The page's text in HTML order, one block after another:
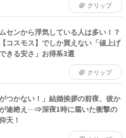
クリップ
センから浮気している人は多い！？
コスモス】でしか買えない「値上げ
きる安さ」お得系3選
クリップ
がつかない！」結婚挨拶の前夜、彼か
途絶え…⇒深夜1時に届いた衝撃の
天！